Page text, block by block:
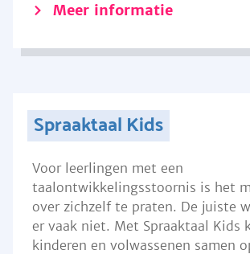
Meer informatie
Spraaktaal Kids
Voor leerlingen met een
taalontwikkelingsstoornis is het
over zichzelf te praten. De juiste
er vaak niet. Met Spraaktaal Kids
kinderen en volwassenen samen